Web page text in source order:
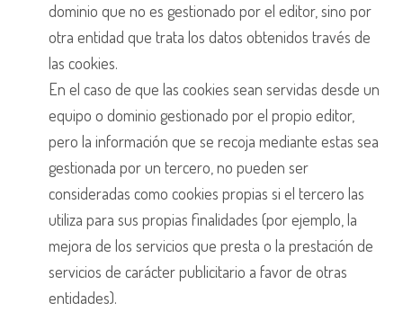
dominio que no es gestionado por el editor, sino por
otra entidad que trata los datos obtenidos través de
las cookies.
En el caso de que las cookies sean servidas desde un
equipo o dominio gestionado por el propio editor,
pero la información que se recoja mediante estas sea
gestionada por un tercero, no pueden ser
consideradas como cookies propias si el tercero las
utiliza para sus propias finalidades (por ejemplo, la
mejora de los servicios que presta o la prestación de
servicios de carácter publicitario a favor de otras
entidades).